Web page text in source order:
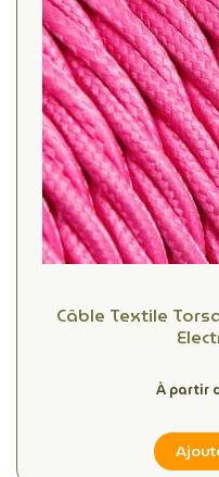
Câble Textile
À partir